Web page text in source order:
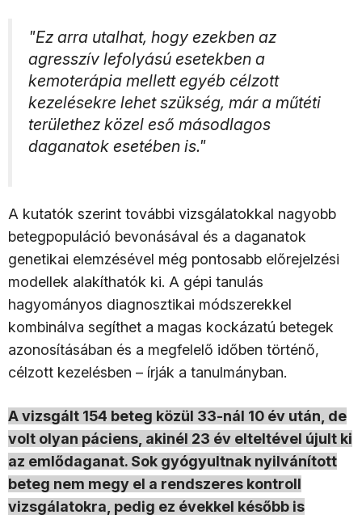
"Ez arra utalhat, hogy ezekben az
agresszív lefolyású esetekben a
kemoterápia mellett egyéb célzott
kezelésekre lehet szükség, már a műtéti
területhez közel eső másodlagos
daganatok esetében is."
A kutatók szerint további vizsgálatokkal nagyobb
betegpopuláció bevonásával és a daganatok
genetikai elemzésével még pontosabb előrejelzési
modellek alakíthatók ki. A gépi tanulás
hagyományos diagnosztikai módszerekkel
kombinálva segíthet a magas kockázatú betegek
azonosításában és a megfelelő időben történő,
célzott kezelésben – írják a tanulmányban.
A vizsgált 154 beteg közül 33-nál 10 év után, de
volt olyan páciens, akinél 23 év elteltével újult ki
az emlődaganat. Sok gyógyultnak nyilvánított
beteg nem megy el a rendszeres kontroll
vizsgálatokra, pedig ez évekkel később is